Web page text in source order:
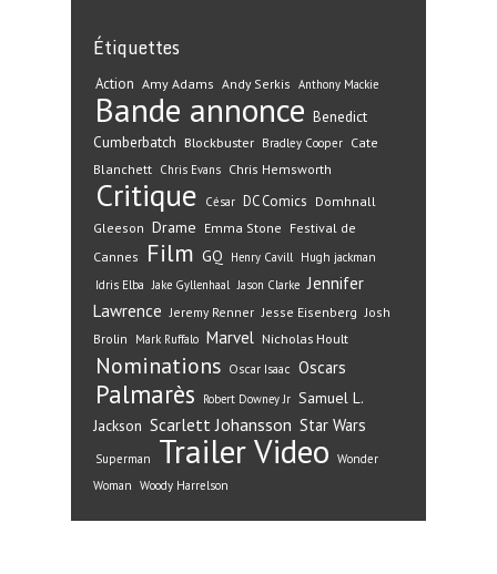
Étiquettes
Action Amy Adams Andy Serkis Anthony Mackie
Bande annonce Benedict
Cumberbatch Blockbuster Bradley Cooper Cate
Blanchett Chris Evans Chris Hemsworth
Critique César DC Comics Domhnall
Gleeson Drame Emma Stone Festival de
Cannes
Film GQ Henry Cavill Hugh jackman
Idris Elba Jake Gyllenhaal Jason Clarke Jennifer
Lawrence Jeremy Renner Jesse Eisenberg Josh
Brolin
Mark Ruffalo Marvel Nicholas Hoult
Nominations Oscar Isaac Oscars
Palmarès Robert Downey Jr Samuel L.
Jackson Scarlett Johansson Star Wars
Superman TrailerVideo Wonder
Woman Woody Harrelson